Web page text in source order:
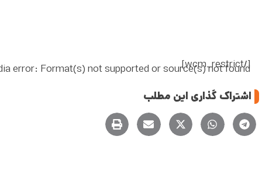
error: Format(s) not supported or source(s) not found
دریافت پرونده: https://dopaminefit.irr/wp-content/uploads/2019/06/Whats-Really-Making-Us-Fat-Carbs-Sugar_Part4.mp4?_=1
00:00
[/wcm_restrict]
اشتراک گذاری این مطلب